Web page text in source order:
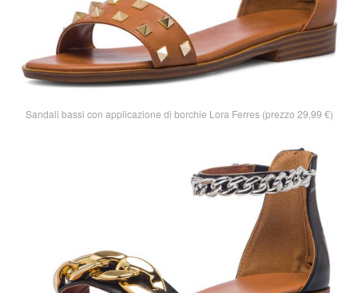
Sandali bassi con applicazione di borchie Lora Ferres (prezzo 29,99 €)